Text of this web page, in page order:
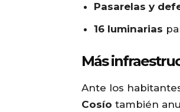
Pasarelas y
16 luminarias
Más
Ante los
Cosío también